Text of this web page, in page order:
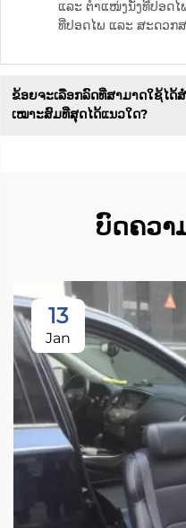
ແລະ ຕຳແໜ່ງນັ່ງທີ່ປອດໄ
ທີ່ປອດໄພ ແລະ ສະດວກ
ຂ້ອຍຈະເລືອກລົດທີ່ສາມາດໃຊ້ໄດ້
ເໝາະສົມທີ່ສຸດໄດ້ແນວໃດ?
ບົດຄວາ
13
Jan